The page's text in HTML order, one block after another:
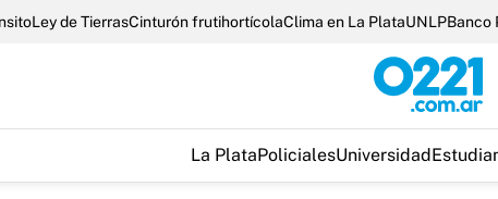
Ley de TierrasCinturón frutihortícolaClima en La PlataUNLPBanco
La PlataPolicialesUniversidad